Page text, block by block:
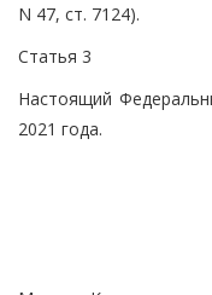
N 47, ст. 7124).
Статья 3
Настоящий
2021 года.